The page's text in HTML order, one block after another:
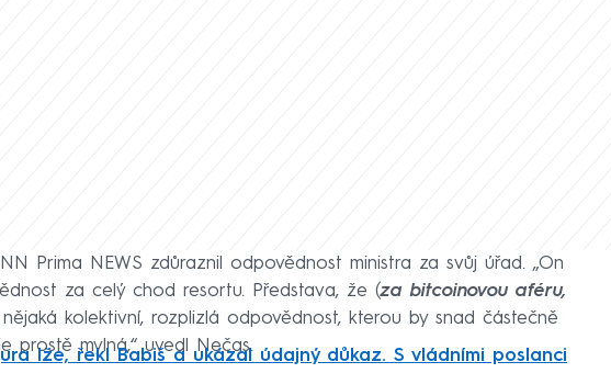
Prima NEWS zdůraznil odpovědnost ministra za svůj úřad. „On
za celý chod resortu. Představa, že (za bitcoinovou aféru,
kolektivní, rozplizlá odpovědnost, kterou by snad částečně
prostě mylná,“ uvedl Nečas.
lže, řekl Babiš a ukázal údajný důkaz. S vládními poslanci